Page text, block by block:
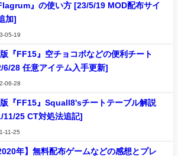
』の使い方 [23/5/19 MOD配布サイ
加]
05-19
版『FF15』空チョコボなどの便利チート
6/28 任意アイテム入手更新]
06-28
版『FF15』Squall8'sチートテーブル解説
11/25 CT対処法追記]
11-25
年】無料配布ゲームなどの感想とプレ